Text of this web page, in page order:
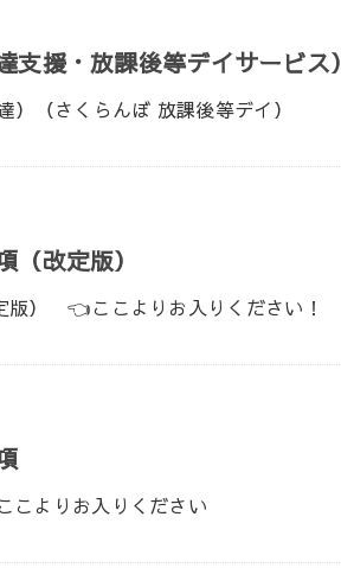
援・放課後等デイサービス）
（さくらんぼ 放課後等デイ）
改定版）
版） 👈ここよりお入りください！
よりお入りください